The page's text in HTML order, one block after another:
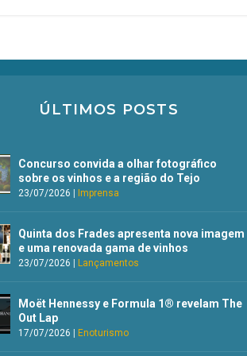
ÚLTIMOS POSTS
Concurso convida a olhar fotográfico
sobre os vinhos e a região do Tejo
23/07/2026 |Imprensa
Quinta dos Frades apresenta nova imagem
e uma renovada gama de vinhos
23/07/2026 |Lançamentos
Moët Hennessy e Formula 1® revelam The
Out Lap
17/07/2026 |Enoturismo